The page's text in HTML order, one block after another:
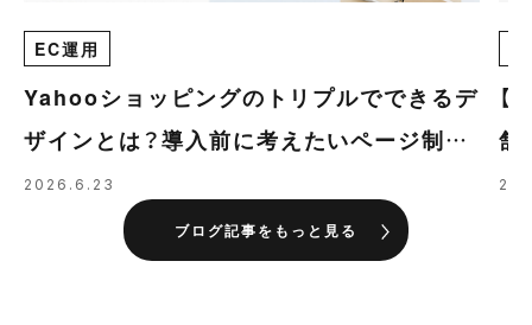
EC運用
Yahooショッピングのトリプルでできるデ
ザインとは？導入前に考えたいページ制作
の優先順位
2026.6.23
【
舗
導
ブログ記事をもっと見る